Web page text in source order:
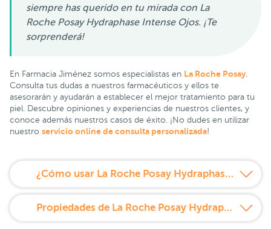
siempre has querido en tu mirada con La
Roche Posay Hydraphase Intense Ojos. ¡Te
sorprenderá!
En Farmacia Jiménez somos especialistas en La Roche Posay.
Consulta tus dudas a nuestros farmacéuticos y ellos te
asesorarán y ayudarán a establecer el mejor tratamiento para tu
piel. Descubre opiniones y experiencias de nuestros clientes, y
conoce además nuestros casos de éxito. ¡No dudes en utilizar
nuestro servicio online de consulta personalizada!
¿Cómo usar La Roche Posay Hydraphase Intense Ojos 15 ml?
Propiedades de La Roche Posay Hydraphase Intense Ojos 15 ml